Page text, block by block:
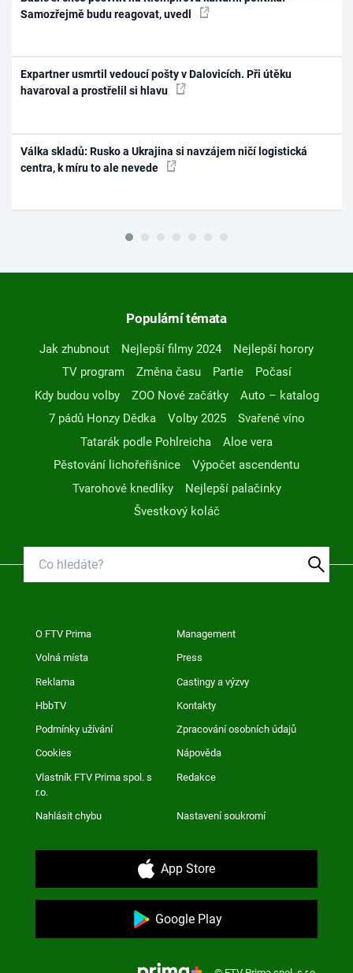
Samozřejmě budu reagovat, uvedl
Expartner usmrtil vedoucí pošty v Dalovicích. Při útěku
havaroval a prostřelil si hlavu
Válka skladů: Rusko a Ukrajina si navzájem ničí logistická
centra, k míru to ale nevede
Populární témata
Jak zhubnout Nejlepší filmy 2024
Nejlepší horory
TV program
Změna času Partie
Počasí
Kdy budou volby
ZOO Nové začátky
Auto – katalog
7 pádů Honzy Dědka
Volby 2025
Svařené víno
Tatarák podle Pohlreicha
Aloe vera
Pěstování lichořeřišnice
Výpočet ascendentu
Tvarohové knedlíky
Nejlepší palačinky
Švestkový koláč
O FTV Prima Management
Volná místa Press
Reklama Castingy a výzvy
HbbTV Kontakty
Podmínky užívání Zpracování osobních údajů
Cookies Nápověda
Vlastník FTV Prima spol. s
r.o.
Redakce
Nahlásit chybu Nastavení soukromí
App Store
Google Play